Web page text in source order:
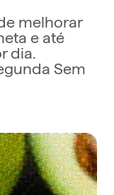
melhorar
e até
dia.
Sem